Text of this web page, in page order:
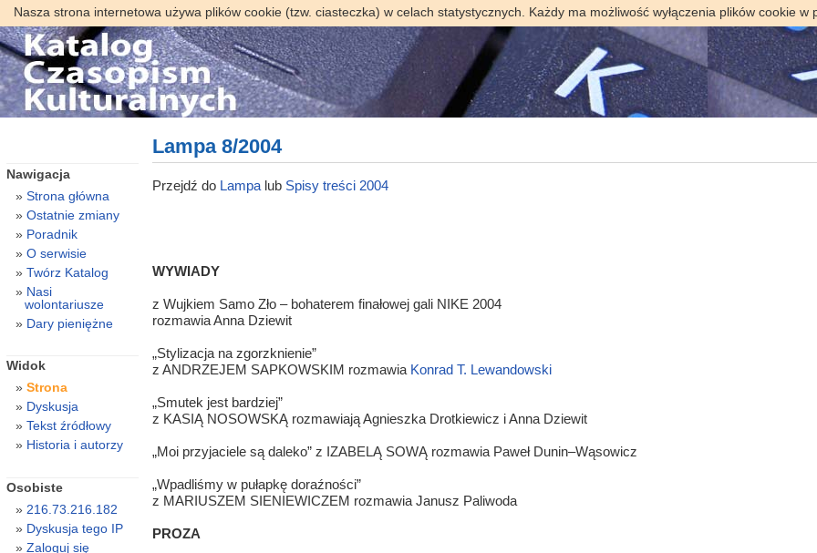
Nasza strona internetowa używa plików cookie (tzw. ciasteczka) w celach statystycznych. Każdy ma możliwość wyłączenia plików cookie
Lampa 8/2004
Przejdź do Lampa lub Spisy treści 2004
WYWIADY
z Wujkiem Samo Zło – bohaterem finałowej gali NIKE 2004
rozmawia Anna Dziewit
„Stylizacja na zgorzknienie”
z ANDRZEJEM SAPKOWSKIM rozmawia Konrad T. Lewandowski
„Smutek jest bardziej”
z KASIĄ NOSOWSKĄ rozmawiają Agnieszka Drotkiewicz i Anna Dziewit
„Moi przyjaciele są daleko” z IZABELĄ SOWĄ rozmawia Paweł Dunin–Wąsowicz
„Wpadliśmy w pułapkę doraźności”
z MARIUSZEM SIENIEWICZEM rozmawia Janusz Paliwoda
PROZA
Nawigacja
Strona główna
Ostatnie zmiany
Poradnik
O serwisie
Twórz Katalog
Nasi
wolontariusze
Dary pieniężne
Widok
Strona
Dyskusja
Tekst źródłowy
Historia i autorzy
Osobiste
216.73.216.182
Dyskusja tego IP
Zaloguj się